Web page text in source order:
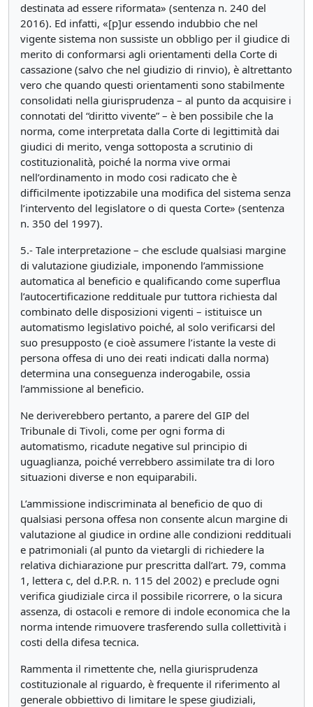
destinata ad essere riformata» (sentenza n. 240 del
2016). Ed infatti, «[p]ur essendo indubbio che nel
vigente sistema non sussiste un obbligo per il giudice di
merito di conformarsi agli orientamenti della Corte di
cassazione (salvo che nel giudizio di rinvio), è altrettanto
vero che quando questi orientamenti sono stabilmente
consolidati nella giurisprudenza – al punto da acquisire i
connotati del “diritto vivente” – è ben possibile che la
norma, come interpretata dalla Corte di legittimità dai
giudici di merito, venga sottoposta a scrutinio di
costituzionalità, poiché la norma vive ormai
nell’ordinamento in modo cosi radicato che è
difficilmente ipotizzabile una modifica del sistema senza
l’intervento del legislatore o di questa Corte» (sentenza
n. 350 del 1997).
5.- Tale interpretazione – che esclude qualsiasi margine
di valutazione giudiziale, imponendo l’ammissione
automatica al beneficio e qualificando come superflua
l’autocertificazione reddituale pur tuttora richiesta dal
combinato delle disposizioni vigenti – istituisce un
automatismo legislativo poiché, al solo verificarsi del
suo presupposto (e cioè assumere l’istante la veste di
persona offesa di uno dei reati indicati dalla norma)
determina una conseguenza inderogabile, ossia
l’ammissione al beneficio.
Ne deriverebbero pertanto, a parere del GIP del
Tribunale di Tivoli, come per ogni forma di
automatismo, ricadute negative sul principio di
uguaglianza, poiché verrebbero assimilate tra di loro
situazioni diverse e non equiparabili.
L’ammissione indiscriminata al beneficio de quo di
qualsiasi persona offesa non consente alcun margine di
valutazione al giudice in ordine alle condizioni reddituali
e patrimoniali (al punto da vietargli di richiedere la
relativa dichiarazione pur prescritta dall’art. 79, comma
1, lettera c, del d.P.R. n. 115 del 2002) e preclude ogni
verifica giudiziale circa il possibile ricorrere, o la sicura
assenza, di ostacoli e remore di indole economica che la
norma intende rimuovere trasferendo sulla collettività i
costi della difesa tecnica.
Rammenta il rimettente che, nella giurisprudenza
costituzionale al riguardo, è frequente il riferimento al
generale obbiettivo di limitare le spese giudiziali,